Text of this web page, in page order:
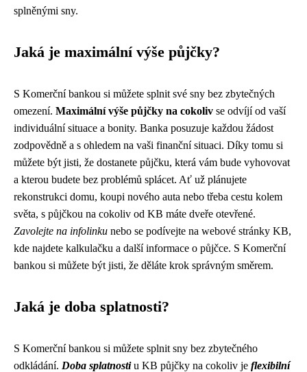
splněnými sny.
Jaká je maximální výše půjčky?
S Komerční bankou si můžete splnit své sny bez zbytečných
omezení. Maximální výše půjčky na cokoliv se odvíjí od vaší
individuální situace a bonity. Banka posuzuje každou žádost
zodpovědně a s ohledem na vaši finanční situaci. Díky tomu si
můžete být jisti, že dostanete půjčku, která vám bude vyhovovat
a kterou budete bez problémů splácet. Ať už plánujete
rekonstrukci domu, koupi nového auta nebo třeba cestu kolem
světa, s půjčkou na cokoliv od KB máte dveře otevřené.
Zavolejte na infolinku nebo se podívejte na webové stránky KB,
kde najdete kalkulačku a další informace o půjčce. S Komerční
bankou si můžete být jisti, že děláte krok správným směrem.
Jaká je doba splatnosti?
S Komerční bankou si můžete splnit sny bez zbytečného
odkládání. Doba splatnostiu KB půjčky na cokoliv je flexibilní